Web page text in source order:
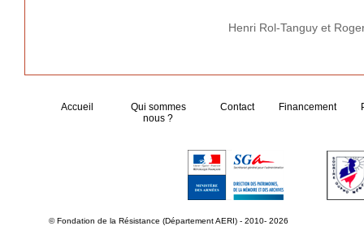
Henri Rol-Tanguy et
Accueil
Qui sommes
nous ?
Contact Financement
© Fondation de la Résistance (Département AERI) - 2010- 2026